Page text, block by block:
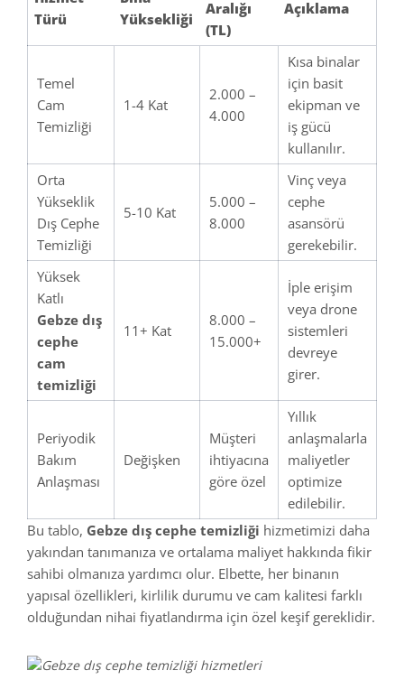
Türü
Yüksekliği
Aralığı
(TL)
Açıklama
Temel
Cam
Temizliği
1-4 Kat
2.000 –
4.000
Kısa binalar
için basit
ekipman ve
iş gücü
kullanılır.
Orta
Yükseklik
Dış Cephe
Temizliği
5-10 Kat
5.000 –
8.000
Vinç veya
cephe
asansörü
gerekebilir.
Yüksek
Katlı
Gebze dış
cephe
cam
temizliği
11+ Kat
8.000 –
15.000+
İple erişim
veya drone
sistemleri
devreye
girer.
Periyodik
Bakım
Anlaşması
Değişken
Müşteri
ihtiyacına
göre özel
Yıllık
anlaşmalarla
maliyetler
optimize
edilebilir.
Bu tablo, Gebze dış cephe temizliği hizmetimizi daha
yakından tanımanıza ve ortalama maliyet hakkında fikir
sahibi olmanıza yardımcı olur. Elbette, her binanın
yapısal özellikleri, kirlilik durumu ve cam kalitesi farklı
olduğundan nihai fiyatlandırma için özel keşif gereklidir.